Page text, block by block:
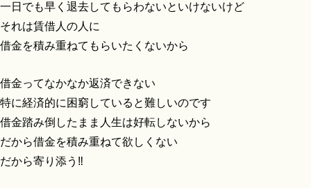
一日でも早く退去してもらわないといけないけど
それは賃借人の人に
借金を積み重ねてもらいたくないから
借金ってなかなか返済できない
特に経済的に困窮していると難しいのです
借金踏み倒したまま人生は好転しないから
だから借金を積み重ねて欲しくない
だから寄り添う‼️